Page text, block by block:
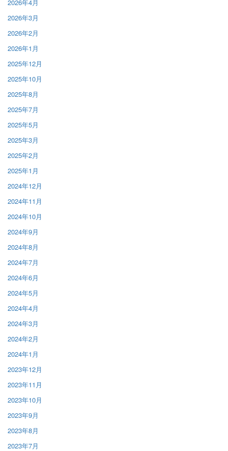
2026年4月
2026年3月
2026年2月
2026年1月
2025年12月
2025年10月
2025年8月
2025年7月
2025年5月
2025年3月
2025年2月
2025年1月
2024年12月
2024年11月
2024年10月
2024年9月
2024年8月
2024年7月
2024年6月
2024年5月
2024年4月
2024年3月
2024年2月
2024年1月
2023年12月
2023年11月
2023年10月
2023年9月
2023年8月
2023年7月